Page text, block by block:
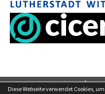
Diese Webseite verwendet Cookies,